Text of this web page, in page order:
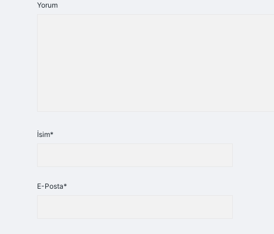
Yorum
İsim*
E-Posta*